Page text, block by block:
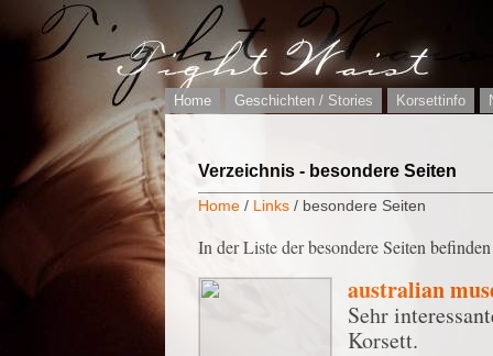
Home Geschichten / Stories Korsettinfo
Verzeichnis - besondere Seiten
Home / Links / besondere Seiten
In der Liste der besondere Seiten
australian
Sehr
Korsett.